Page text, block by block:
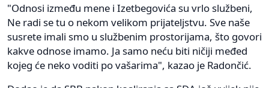
"Odnosi između mene i Izetbegovića su vrlo službeni,
Ne radi se tu o nekom velikom prijateljstvu. Sve naše
susrete imali smo u službenim prostorijama, što govori
kakve odnose imamo. Ja samo neću biti ničiji međed
kojeg će neko voditi po vašarima", kazao je Radončić.